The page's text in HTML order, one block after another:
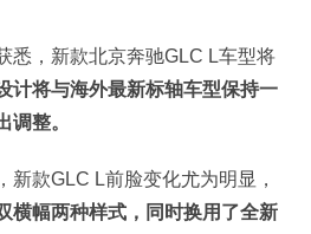
悉，新款北京奔驰GLC L车型将
计将与海外最新标轴车型保持一
调整。
新款GLC L前脸变化尤为明显，
横幅两种样式，同时换用了全新